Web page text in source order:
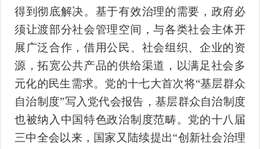
得到彻底解决。基于有效治理的需要，政府必
须让渡部分社会管理空间，与各类社会主体开
展广泛合作，借用公民、社会组织、企业的资
源，拓宽公共产品的供给渠道，以满足社会多
元化的民生需求。党的十七大首次将“基层群众
自治制度”写入党代会报告，基层群众自治制度
也被纳入中国特色政治制度范畴。党的十八届
三中全会以来，国家又陆续提出“创新社会治理